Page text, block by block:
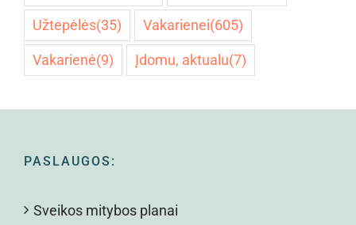
Užtepėlės(35) Vakarienei(605)
Vakarienė(9) Įdomu, aktualu(7)
PASLAUGOS:
Sveikos mitybos planai